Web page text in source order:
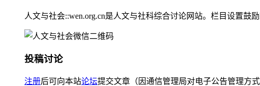
人文与社会::wen.org.cn是人文与社科综合讨论网站。栏目设置鼓
投稿讨论
注册后可向本站论坛提交文章（因通信管理局对电子公告管理方